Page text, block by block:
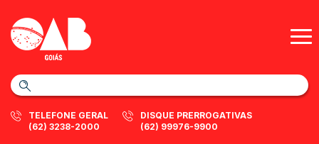
TELEFONE GERAL
(62) 3238-2000
DISQUE PRERROGATIVAS
(62) 99976-9900